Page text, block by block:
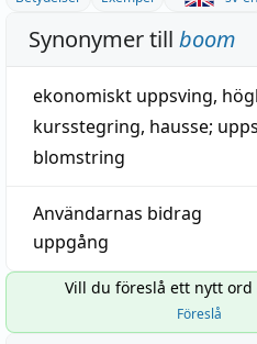
Synonymer till boom
ekonomiskt uppsving,
kursstegring, hausse;
blomstring
Användarnas bidrag
uppgång
Vill du föreslå ett nytt
Föreslå